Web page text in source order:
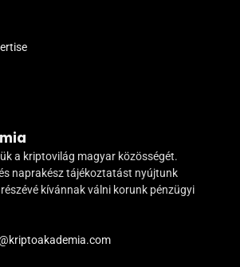
a kriptovilág magyar közösségét.
naprakész tájékoztatást nyújtunk
kívánnak válni korunk pénzügyi